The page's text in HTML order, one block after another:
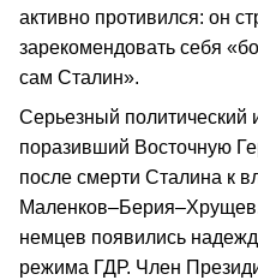
активно противился: он
зарекомендовать себя
сам Сталин».
Серьезный политический
поразивший Восточную
после смерти Сталина к
немцев появились
режима ГДР. Член